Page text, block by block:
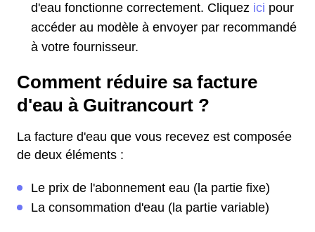
d'eau fonctionne correctement. Cliquez ici pour
accéder au modèle à envoyer par recommandé
à votre fournisseur.
Comment réduire sa facture
d'eau à Guitrancourt ?
La facture d'eau que vous recevez est composée
de deux éléments :
Le prix de l'abonnement eau (la partie fixe)
La consommation d'eau (la partie variable)